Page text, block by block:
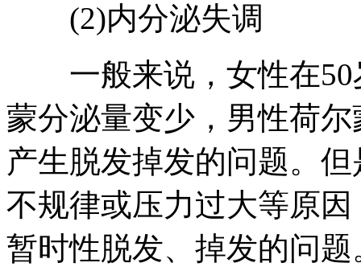
(2)内分泌失调
一般来说，女性在50
蒙分泌量变少，男性荷
产生脱发掉发的问题。
不规律或压力过大等原
暂时性脱发、掉发的问